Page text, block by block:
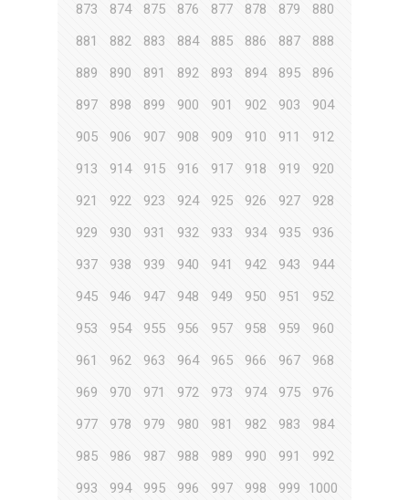
873
874 875 876 877 878 879
880
881
882 883 884 885 886 887
888
889
890 891 892 893 894 895
896
897
898 899 900 901 902 903
904
905
906 907 908 909 910 911
912
913
914 915 916 917 918 919
920
921
922 923 924 925 926 927
928
929
930 931 932 933 934 935
936
937
938 939 940 941 942 943
944
945
946 947 948 949 950 951
952
953
954 955 956 957 958 959
960
961
962 963 964 965 966 967
968
969
970 971 972 973 974 975
976
977
978 979 980 981 982 983
984
985
986 987 988 989 990 991
992
993
994 995 996 997 998 999
1000